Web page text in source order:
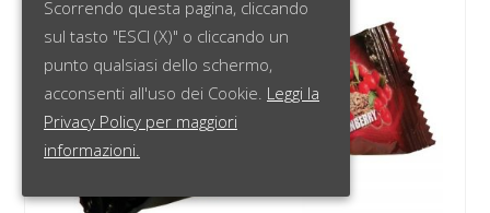
Scorrendo questa pagina, cliccando
sul tasto "ESCI (X)" o cliccando un
punto qualsiasi dello schermo,
acconsenti all'uso dei Cookie. Leggi la
Privacy Policy per maggiori
informazioni.